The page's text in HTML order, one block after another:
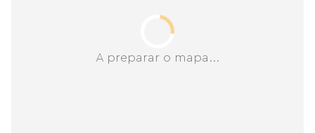
A preparar o mapa...